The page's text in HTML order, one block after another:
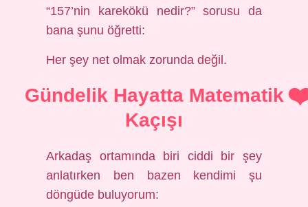
“157’nin karekökü nedir?” sorusu da
bana şunu öğretti:
Her şey net olmak zorunda değil.
Gündelik Hayatta Matematik
Kaçışı
Arkadaş ortamında biri ciddi bir şey
anlatırken ben bazen kendimi şu
döngüde buluyorum: